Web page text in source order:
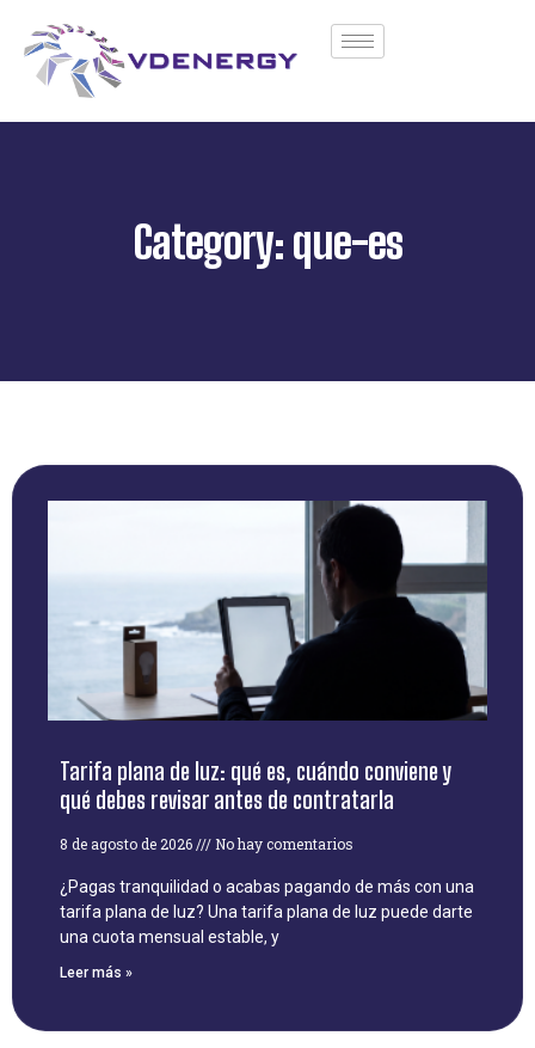
Category: que-es
Tarifa plana de luz: qué es, cuándo conviene y
qué debes revisar antes de contratarla
8 de agosto de 2026 No hay comentarios
¿Pagas tranquilidad o acabas pagando de más con una
tarifa plana de luz? Una tarifa plana de luz puede darte
una cuota mensual estable, y
Leer más »